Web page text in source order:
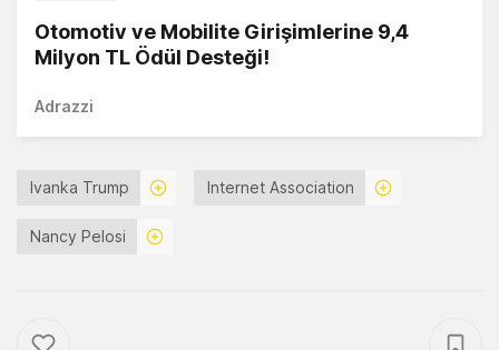
Otomotiv ve Mobilite Girişimlerine 9,4
Milyon TL Ödül Desteği!
Adrazzi
Ivanka Trump Internet Association
Nancy Pelosi